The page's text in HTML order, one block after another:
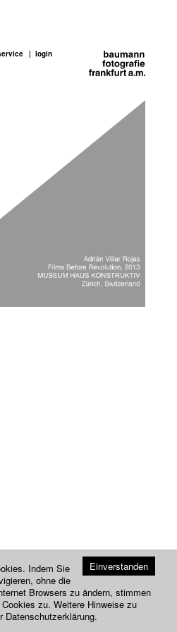
login
Einverstanden
Indem Sie
ohne die
Browsers zu ändern, stimmen
zu. Weitere Hinweise zu
Datenschutzerklärung.